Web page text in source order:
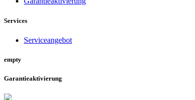
Services
Serviceangebot
empty
Garantieaktivierung